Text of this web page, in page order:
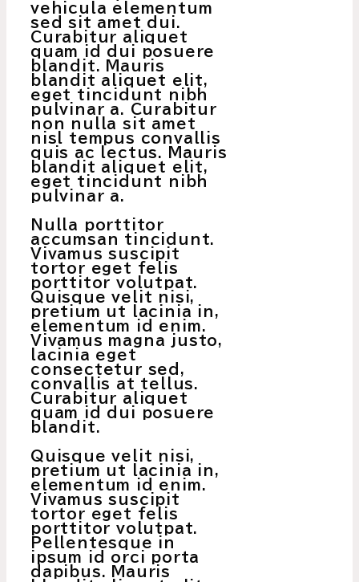
vehicula elementum
sed sit amet dui.
Curabitur aliquet
quam id dui posuere
blandit. Mauris
blandit aliquet elit,
eget tincidunt nibh
pulvinar a. Curabitur
non nulla sit amet
nisl tempus convallis
quis ac lectus. Mauris
blandit aliquet elit,
eget tincidunt nibh
pulvinar a.
Nulla porttitor
accumsan tincidunt.
Vivamus suscipit
tortor eget felis
porttitor volutpat.
Quisque velit nisi,
pretium ut lacinia in,
elementum id enim.
Vivamus magna justo,
lacinia eget
consectetur sed,
convallis at tellus.
Curabitur aliquet
quam id dui posuere
blandit.
Quisque velit nisi,
pretium ut lacinia in,
elementum id enim.
Vivamus suscipit
tortor eget felis
porttitor volutpat.
Pellentesque in
ipsum id orci porta
dapibus. Mauris